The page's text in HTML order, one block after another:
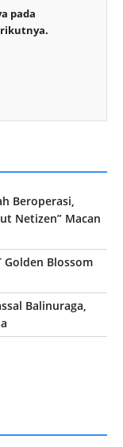
pada
Beroperasi,
Netizen” Macan
Golden Blossom
Balinuraga,